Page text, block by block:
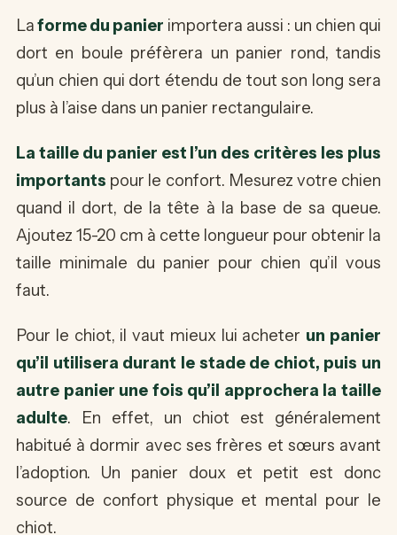
Laforme du panier importera aussi : un chien qui
dort en boule préfèrera un panier rond, tandis
qu’un chien qui dort étendu de tout son long sera
plus à l’aise dans un panier rectangulaire.
La taille du panier est l’un des critères les plus
importants pour le confort. Mesurez votre chien
quand il dort, de la tête à la base de sa queue.
Ajoutez 15-20 cm à cette longueur pour obtenir la
taille minimale du panier pour chien qu’il vous
faut.
Pour le chiot, il vaut mieux lui acheter un panier
qu’il utilisera durant le stade de chiot, puis un
autre panier une fois qu’il approchera la taille
adulte. En effet, un chiot est généralement
habitué à dormir avec ses frères et sœurs avant
l’adoption. Un panier doux et petit est donc
source de confort physique et mental pour le
chiot.